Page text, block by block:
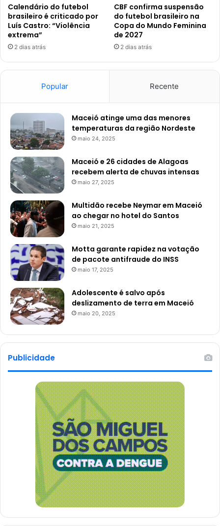
Calendário do futebol
brasileiro é criticado por
Luís Castro: “Violência
extrema”
2 dias atrás
CBF confirma suspensão
do futebol brasileiro na
Copa do Mundo Feminina
de 2027
2 dias atrás
Popular Recente
Maceió atinge uma das menores
temperaturas da região Nordeste
maio 24, 2025
Maceió e 26 cidades de Alagoas
recebem alerta de chuvas intensas
maio 27, 2025
Multidão recebe Neymar em Maceió
ao chegar no hotel do Santos
maio 21, 2025
Motta garante rapidez na votação
de pacote antifraude do INSS
maio 17, 2025
Adolescente é salvo após
deslizamento de terra em Maceió
maio 20, 2025
Publicidade